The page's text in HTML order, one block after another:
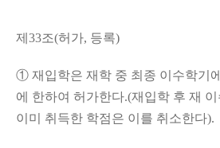
제 33조(허가, 등록)
① 재입학은 재학 중 최종 이수학기
에 한하여 허가한다.(재입학 후 재
이미 취득한 학점은 이를 취소한다).